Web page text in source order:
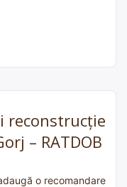
reconstrucție
– RATDOB
o recomandare